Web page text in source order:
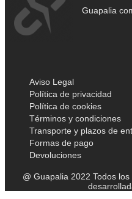
Guapalia
Aviso Legal
Política de privacidad
Política de cookies
Términos y condiciones
Transporte y plazos de
Formas de pago
Devoluciones
@ Guapalia 2022 Todos